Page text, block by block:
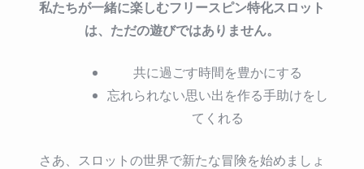
私たちが一緒に楽しむフリースピン特化スロット
は、ただの遊びではありません。
共に過ごす時間を豊かにする
忘れられない思い出を作る手助けをし
てくれる
さあ、スロットの世界で新たな冒険を始めましょ